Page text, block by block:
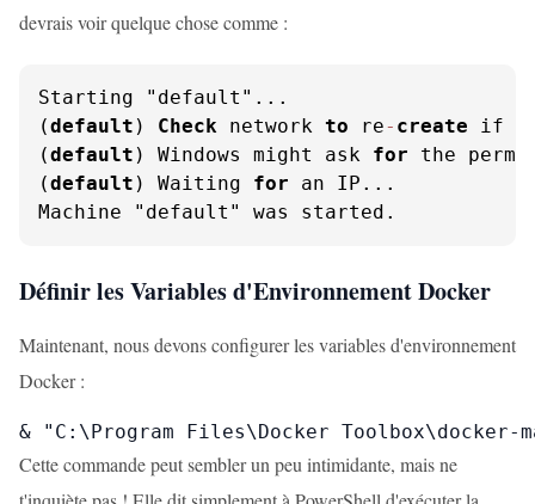
devrais voir quelque chose comme :
Starting "default"...
(default ) Check network to re- create if
(default ) Windows might ask for the
(default ) Waiting for an IP...
Machine "default" was started.
Définir les Variables d'Environnement Docker
Maintenant, nous devons configurer les variables d'environnement
Docker :
& "C:\Program Files\Docker
Cette commande peut sembler un peu intimidante, mais ne